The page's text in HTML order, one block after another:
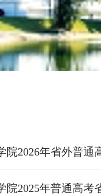
院2026年省外普通
院2025年普通高考